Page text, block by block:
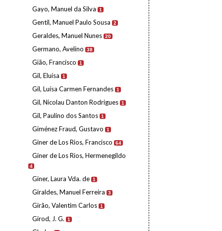
Gayo, Manuel da Silva 1
Gentil, Manuel Paulo Sousa 2
Geraldes, Manuel Nunes 20
Germano, Avelino 38
Gião, Francisco 1
Gil, Eluísa 1
Gil, Luísa Carmen Fernandes 1
Gil, Nicolau Danton Rodrigues 1
Gil, Paulino dos Santos 1
Giménez Fraud, Gustavo 1
Giner de Los Rios, Francisco 64
Giner de Los Rios, Hermenegildo
4
Giner, Laura Vda. de 1
Giraldes, Manuel Ferreira 3
Girão, Valentim Carlos 1
Girod, J. G. 1